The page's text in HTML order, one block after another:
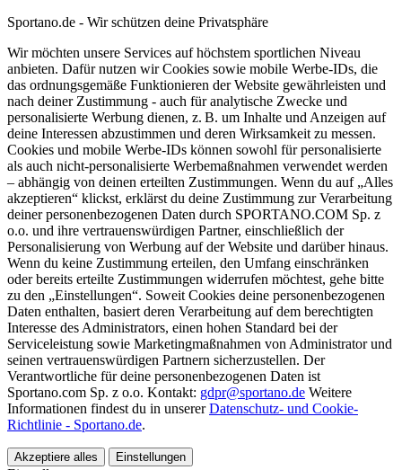
Sportano.de - Wir schützen deine Privatsphäre
Wir möchten unsere Services auf höchstem sportlichen Niveau
anbieten. Dafür nutzen wir Cookies sowie mobile Werbe-IDs, die
das ordnungsgemäße Funktionieren der Website gewährleisten und
nach deiner Zustimmung - auch für analytische Zwecke und
personalisierte Werbung dienen, z. B. um Inhalte und Anzeigen auf
deine Interessen abzustimmen und deren Wirksamkeit zu messen.
Cookies und mobile Werbe-IDs können sowohl für personalisierte
als auch nicht-personalisierte Werbemaßnahmen verwendet werden
– abhängig von deinen erteilten Zustimmungen. Wenn du auf „Alles
akzeptieren“ klickst, erklärst du deine Zustimmung zur Verarbeitung
deiner personenbezogenen Daten durch SPORTANO.COM Sp. z
o.o. und ihre vertrauenswürdigen Partner, einschließlich der
Personalisierung von Werbung auf der Website und darüber hinaus.
Wenn du keine Zustimmung erteilen, den Umfang einschränken
oder bereits erteilte Zustimmungen widerrufen möchtest, gehe bitte
zu den „Einstellungen“. Soweit Cookies deine personenbezogenen
Daten enthalten, basiert deren Verarbeitung auf dem berechtigten
Interesse des Administrators, einen hohen Standard bei der
Serviceleistung sowie Marketingmaßnahmen von Administrator und
seinen vertrauenswürdigen Partnern sicherzustellen. Der
Verantwortliche für deine personenbezogenen Daten ist
Sportano.com Sp. z o.o. Kontakt: gdpr@sportano.de Weitere
Informationen findest du in unsererDatenschutz- und Cookie-
Richtlinie - Sportano.de.
Akzeptiere alles Einstellungen